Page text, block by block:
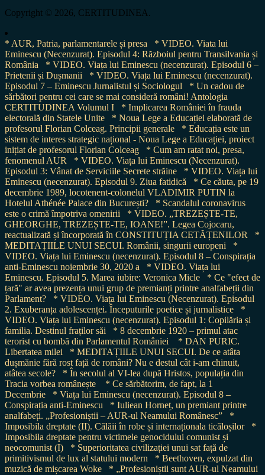
Copyright © 2026, CERTITUDINEA.
* AUR, Patria, parlamentarele și presa
* VIDEO. Viata lui
Eminescu (Necenzurat). Episodul 4: Războiul pentru Transilvania și
România
* VIDEO. Viața lui Eminescu (necenzurat). Episodul 6 –
Prietenii și Dușmanii
* VIDEO. Viața lui Eminescu (necenzurat).
Episodul 7 – Eminescu Jurnalistul și Sociologul
* Un cadou de
sărbători pentru cei care se mai consideră români! Antologia
CERTITUDINEA Volumul I
* Implicarea României în frauda
electorală din Statele Unite
* Noua Lege a Educației elaborată de
profesorul Florian Colceag. Principii generale
* Educația este un
sistem de interes strategic național - Noua Lege a Educației, proiect
inițiat de profesorul Florian Colceag
* Cum am ratat noi, presa,
fenomenul AUR
* VIDEO. Viața lui Eminescu (Necenzurat).
Episodul 3: Vânat de Serviciile Secrete străine
* VIDEO. Viața lui
Eminescu (necenzurat). Episodul 9. Ziua fatidică
* Ce căuta, pe 19
decembrie 1989, locotenent-colonelul VLADIMIR PUTIN la
Hotelul Athénée Palace din București?
* Scandalul coronavirus
este o crimă împotriva omenirii
* VIDEO. „TREZEȘTE-TE,
GHEORGHE, TREZEȘTE-TE, IOANE!”. Legea Cojocaru,
reactualizată și încorporată în CONSTITUȚIA CETĂȚENILOR
*
MEDITAȚIILE UNUI SECUI. Românii, singurii europeni
*
VIDEO. Viața lui Eminescu (necenzurat). Episodul 8 – Conspirația
anti-Eminescu noiembrie 30, 2020 a
* VIDEO. Viața lui
Eminescu. Episodul 5. Marea iubire: Veronica Micle
* Ce "efect de
țară" ar avea prezența unui grup de premianți printre analfabeții din
Parlament?
* VIDEO. Viața lui Eminescu (Necenzurat). Episodul
2. Exuberanța adolescenței. Începuturile poetice și jurnalistice
*
VIDEO. Viața lui Eminescu (necenzurat). Episodul 1: Copilăria și
familia. Destinul fraților săi
* 8 decembrie 1920 – primul atac
terorist cu bombă din Parlamentul României
* DAN PURIC.
Libertatea milei
* MEDITAȚIILE UNUI SECUI. De ce atâta
dușmănie fără rost față de români? Nu e destul cât i-am chinuit,
atâtea secole?
* În secolul al VI-lea după Hristos, populația din
Tracia vorbea românește
* Ce sărbătorim, de fapt, la 1
Decembrie
* Viața lui Eminescu (necenzurat). Episodul 8 –
Conspirația anti-Eminescu
* Iuliean Horneț, un premiant printre
analfabeți. „Profesioniștii – AUR-ul Neamului Românesc”
*
Imposibila dreptate (II). Călăii în robe și internaționala ticăloșilor
*
Imposibila dreptate pentru victimele genocidului comunist și
neocomunist (I)
* Superioritatea civilizației unui sat față de
primitivismul de lux al statului modern
* Beethoven, expulzat din
muzică de mișcarea Woke
* „Profesioniștii sunt AUR-ul Neamului